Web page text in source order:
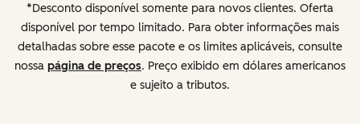
*Desconto disponível somente para novos clientes. Oferta
disponível por tempo limitado. Para obter informações mais
detalhadas sobre esse pacote e os limites aplicáveis, consulte
nossa página de preços. Preço exibido em dólares americanos
e sujeito a tributos.